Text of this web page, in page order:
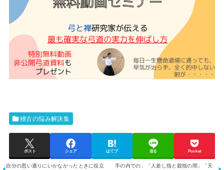
稽古の悩み解決集
ポスト シェア はてブ 送る Pocket
自分の思い通りにいかなかったときに役立
手の内での、「人差し指と親指の間」「天